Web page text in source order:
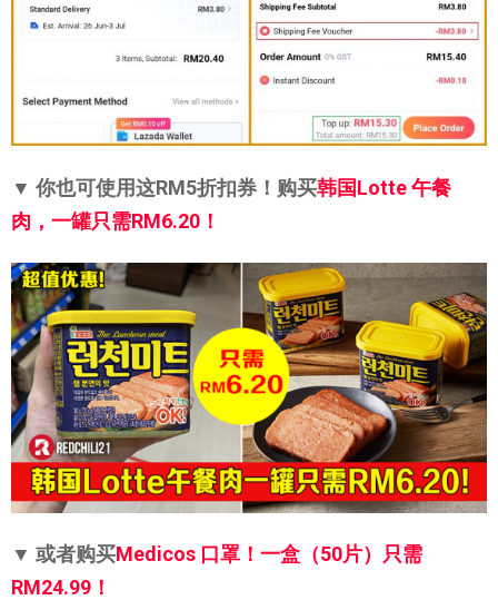
▼ 你也可使用这RM5折扣券！购买韩国Lotte 午餐
肉，一罐只需RM6.20！
▼ 或者购买Medicos 口罩！一盒（50片）只需
RM24.99！